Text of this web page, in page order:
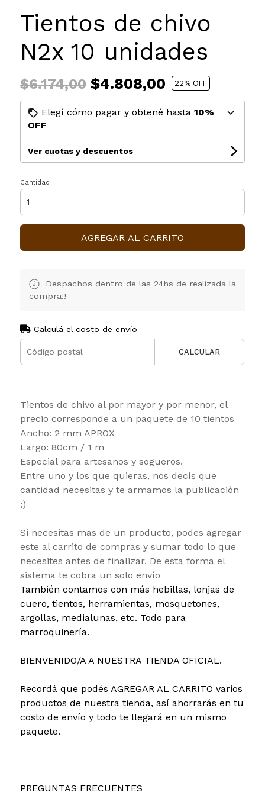
Tientos de chivo
N2x 10 unidades
$6.174,00$4.808,00 22% OFF
Elegí cómo pagar y obtené hasta 10%
OFF
Ver cuotas y descuentos
Cantidad
AGREGAR AL CARRITO
Despachos dentro de las 24hs de realizada la
compra!!
Calculá el costo de envío
CALCULAR
Tientos de chivo al por mayor y por menor, el
precio corresponde a un paquete de 10 tientos
Ancho: 2 mm APROX
Largo: 80cm / 1 m
Especial para artesanos y sogueros.
Entre uno y los que quieras, nos decís que
cantidad necesitas y te armamos la publicación
;)
Si necesitas mas de un producto, podes agregar
este al carrito de compras y sumar todo lo que
necesites antes de finalizar. De esta forma el
sistema te cobra un solo envío
También contamos con más hebillas, lonjas de
cuero, tientos, herramientas, mosquetones,
argollas, medialunas, etc. Todo para
marroquinería.
BIENVENIDO/A A NUESTRA TIENDA OFICIAL.
Recordá que podés AGREGAR AL CARRITO varios
productos de nuestra tienda, así ahorrarás en tu
costo de envío y todo te llegará en un mismo
paquete.
PREGUNTAS FRECUENTES